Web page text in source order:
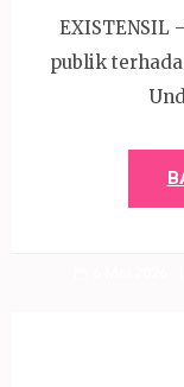
EXISTENSIL
publik